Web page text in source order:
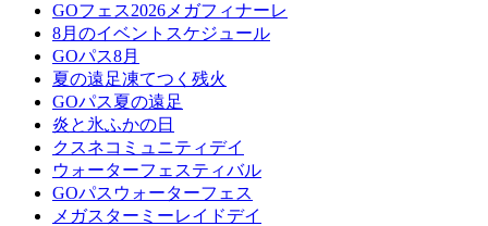
GOフェス2026メガフィナーレ
8月のイベントスケジュール
GOパス8月
夏の遠足凍てつく残火
GOパス夏の遠足
炎と氷ふかの日
クスネコミュニティデイ
ウォーターフェスティバル
GOパスウォーターフェス
メガスターミーレイドデイ